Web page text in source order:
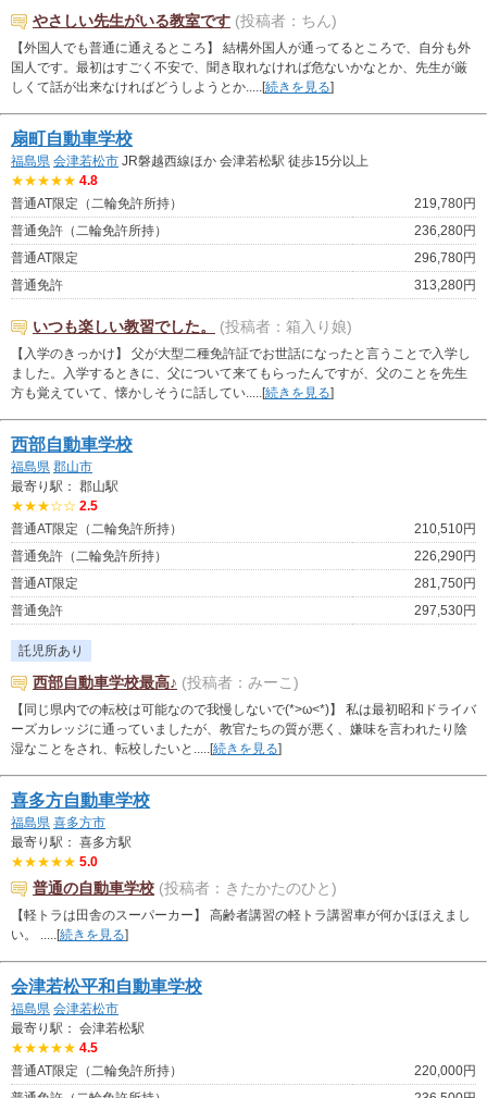
やさしい先生がいる教室です (投稿者：ちん)
【外国人でも普通に通えるところ】 結構外国人が通ってるところで、自分も外
国人です。最初はすごく不安で、聞き取れなければ危ないかなとか、先生が厳
しくて話が出来なければどうしようとか.....[続きを見る]
扇町自動車学校
福島県 会津若松市 JR磐越西線ほか 会津若松駅 徒歩15分以上
★★★★★ 4.8
普通AT限定（二輪免許所持）
219,780円
普通免許（二輪免許所持）
236,280円
普通AT限定
296,780円
普通免許
313,280円
いつも楽しい教習でした。 (投稿者：箱入り娘)
【入学のきっかけ】 父が大型二種免許証でお世話になったと言うことで入学し
ました。入学するときに、父について来てもらったんですが、父のことを先生
方も覚えていて、懐かしそうに話してい.....[続きを見る]
西部自動車学校
福島県 郡山市
最寄り駅： 郡山駅
★★★☆☆ 2.5
普通AT限定（二輪免許所持）
210,510円
普通免許（二輪免許所持）
226,290円
普通AT限定
281,750円
普通免許
297,530円
託児所あり
西部自動車学校最高♪ (投稿者：みーこ)
【同じ県内での転校は可能なので我慢しないで(*>ω<*)】 私は最初昭和ドライバ
ーズカレッジに通っていましたが、教官たちの質が悪く、嫌味を言われたり陰
湿なことをされ、転校したいと.....[続きを見る]
喜多方自動車学校
福島県 喜多方市
最寄り駅： 喜多方駅
★★★★★ 5.0
普通の自動車学校 (投稿者：きたかたのひと)
【軽トラは田舎のスーパーカー】 高齢者講習の軽トラ講習車が何かほほえまし
い。 .....[続きを見る]
会津若松平和自動車学校
福島県 会津若松市
最寄り駅： 会津若松駅
★★★★★ 4.5
普通AT限定（二輪免許所持）
220,000円